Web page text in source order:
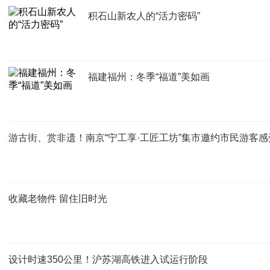
积石山新农人的“活力密码”
福建福州：冬季“福道”美如画
游古街、赏非遗！南京“宁工享·工匠工坊”集市邀约市民游客
收藏老物件 留住旧时光
设计时速350公里！沪苏湖高铁进入试运行阶段